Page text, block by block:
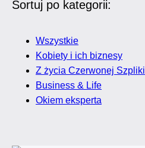
Sortuj po kategorii:
Wszystkie
Kobiety i ich biznesy
Z życia Czerwonej Szpliki
Business & Life
Okiem eksperta